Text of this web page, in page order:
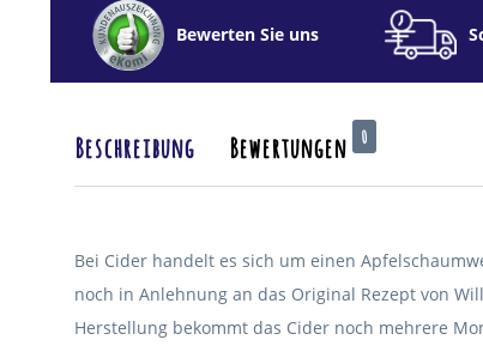
Bewerten Sie uns
Beschreibung Bewertungen 0
Bei Cider handelt es sich um einen
noch in Anlehnung an das Original Rezept von
Herstellung bekommt das Cider noch mehrere